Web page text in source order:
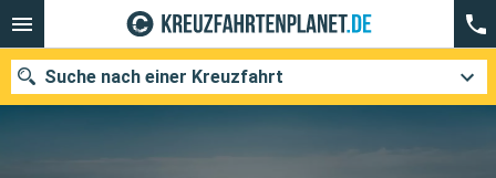
Suche nach einer Kreuzfahrt